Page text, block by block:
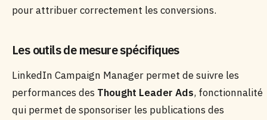
pour attribuer correctement les conversions.
Les outils de mesure spécifiques
LinkedIn Campaign Manager permet de suivre les
performances des Thought Leader Ads, fonctionnalité
qui permet de sponsoriser les publications des